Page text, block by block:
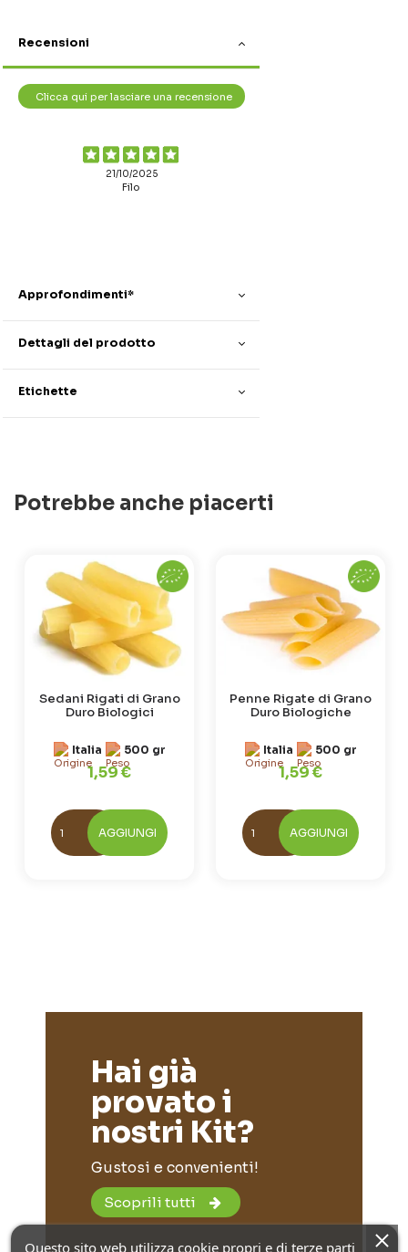
Recensioni
Clicca qui per lasciare una recensione
21/10/2025
Filo
Approfondimenti*
Dettagli del prodotto
Etichette
Potrebbe anche piacerti
Sedani Rigati di Grano
Duro Biologici
Italia 500 gr
1,59 €
AGGIUNGI
Penne Rigate di Grano
Duro Biologiche
Italia 500 gr
1,59 €
AGGIUNGI
Hai già
provato i
nostri Kit?
Gustosi e convenienti!
Scoprili tutti
Questo sito web utilizza cookie propri e di terze parti